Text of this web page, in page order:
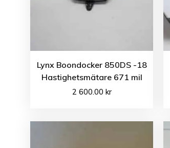
Lynx Boondocker 850DS -18
Hastighetsmätare 671 mil
2 600.00 kr